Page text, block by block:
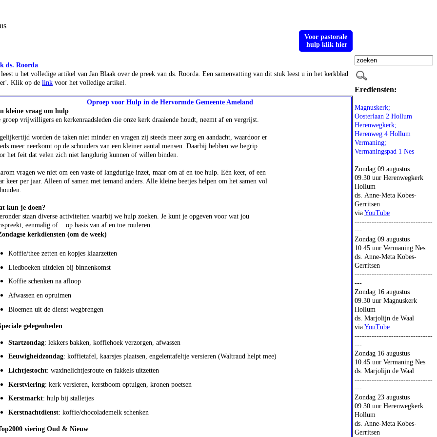
Voor pastorale
hulp klik hier
ds. Roorda
u het volledige artikel van Jan Blaak over de preek van ds. Roorda. Een samenvatting van dit stuk leest u in het kerkblad
Klik op de link voor het volledige artikel.
Oproep voor Hulp in de Hervormde Gemeente Ameland
kleine vraag om hulp
groep vrijwilligers en kerkenraadsleden die onze kerk draaiende houdt, neemt af en vergrijst.
worden de taken niet minder en vragen zij steeds meer zorg en aandacht, waardoor er
meer neerkomt op de schouders van een kleiner aantal mensen. Daarbij hebben we begrip
het feit dat velen zich niet langdurig kunnen of willen binden.
vragen we niet om een vaste of langdurige inzet, maar om af en toe hulp. Eén keer, of een
keer per jaar. Alleen of samen met iemand anders. Alle kleine beetjes helpen om het samen vol
kun je doen?
staan diverse activiteiten waarbij we hulp zoeken. Je kunt je opgeven voor wat jou
eenmalig of op basis van af en toe rouleren.
kerkdiensten (om de week)
Koffie/thee zetten en kopjes klaarzetten
Liedboeken uitdelen bij binnenkomst
Koffie schenken na afloop
Afwassen en opruimen
Bloemen uit de dienst wegbrengen
gelegenheden
Startzondag: lekkers bakken, koffiehoek verzorgen, afwassen
Eeuwigheidzondag: koffietafel, kaarsjes plaatsen, engelentafeltje versieren (Waltraud helpt mee)
Lichtjestocht: waxinelichtjesroute en fakkels uitzetten
Kerstviering: kerk versieren, kerstboom optuigen, kronen poetsen
Kerstmarkt: hulp bij stalletjes
Kerstnachtdienst: koffie/chocolademelk schenken
viering Oud & Nieuw
Erediensten:
Magnuskerk;
Oosterlaan 2 Hollum
Herenwegkerk;
Herenweg 4 Hollum
Vermaning;
Vermaningspad 1 Nes
Zondag 09 augustus
09.30 uur Herenwegkerk
Hollum
ds. Anne-Meta Kobes-
Gerritsen
via YouTube
--------------------------------
---
Zondag 09 augustus
10.45 uur Vermaning Nes
ds. Anne-Meta Kobes-
Gerritsen
--------------------------------
---
Zondag 16 augustus
09.30 uur Magnuskerk
Hollum
ds. Marjolijn de Waal
via YouTube
--------------------------------
---
Zondag 16 augustus
10.45 uur Vermaning Nes
ds. Marjolijn de Waal
--------------------------------
---
Zondag 23 augustus
09.30 uur Herenwegkerk
Hollum
ds. Anne-Meta Kobes-
Gerritsen